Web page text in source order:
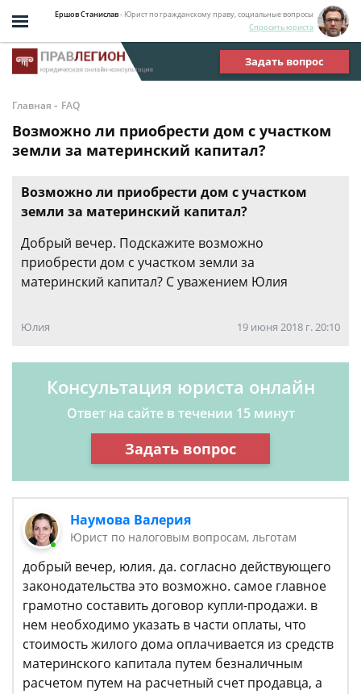
Ершов Станислав- Юрист по гражданскому праву, социальные вопросы
Спросить юриста
Задать вопрос
Главная - FAQ
Возможно ли приобрести дом с участком
земли за материнский капитал?
Возможно ли приобрести дом с участком
земли за материнский капитал?
Добрый вечер. Подскажите возможно
приобрести дом с участком земли за
материнский капитал? С уважением Юлия
Юлия 19 июня 2018 г. 20:10
Консультация юриста онлайн
Ответ на сайте в течении 15 минут
Задать вопрос
Наумова Валерия
Юрист по налоговым вопросам, льготам
добрый вечер, юлия. да. согласно действующего
законодательства это возможно. самое главное
грамотно составить договор купли-продажи. в
нем необходимо указать в части оплаты, что
стоимость жилого дома оплачивается из средств
материнского капитала путем безналичным
расчетом путем на расчетный счет продавца, а